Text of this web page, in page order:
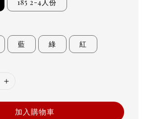
185 2-4人份
藍 綠 紅
加入購物車